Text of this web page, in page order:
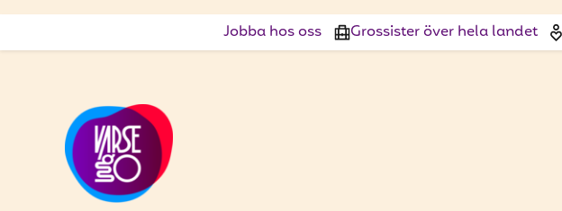
Jobba hos oss Grossister över hela landet